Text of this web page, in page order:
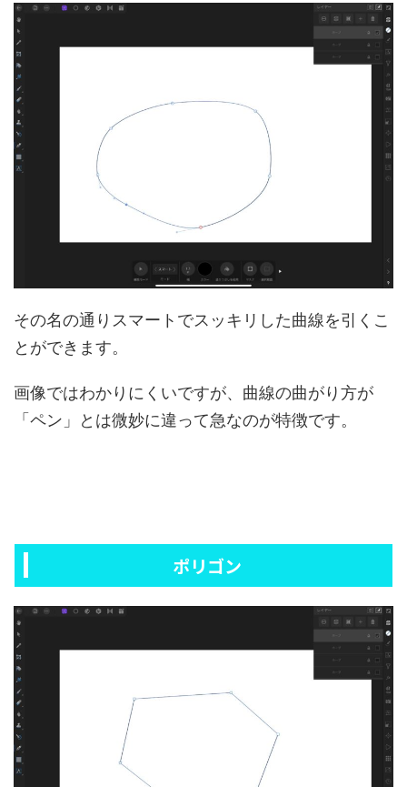
その名の通りスマートでスッキリした曲線を引くこ
とができます。
画像ではわかりにくいですが、曲線の曲がり方が
「ペン」とは微妙に違って急なのが特徴です。
ポリゴン